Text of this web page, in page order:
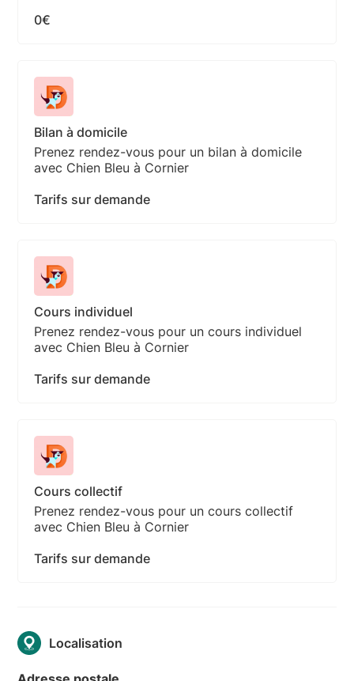
0€
Bilan à domicile
Prenez rendez-vous pour un bilan à domicile
avec Chien Bleu à Cornier
Tarifs sur demande
Cours individuel
Prenez rendez-vous pour un cours individuel
avec Chien Bleu à Cornier
Tarifs sur demande
Cours collectif
Prenez rendez-vous pour un cours collectif
avec Chien Bleu à Cornier
Tarifs sur demande
Localisation